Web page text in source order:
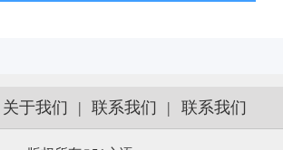
关于我们 | 联系我们 | 联系我们